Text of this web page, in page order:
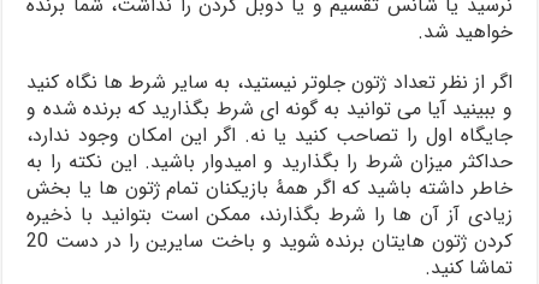
خواهید شد.
اگر از نظر تعداد ژتون جلوتر نیستید، به سایر شرط ­ها نگاه کنید
و ببینید آیا می­ توانید به گونه ­ای شرط بگذارید که برنده شده و
جایگاه اول را تصاحب کنید یا نه. اگر این امکان وجود ندارد،
حداکثر میزان شرط را بگذارید و امیدوار باشید. این نکته را به
خاطر داشته باشید که اگر همۀ بازیکنان تمام ژتون ها یا بخش
زیادی آز آن ها را شرط بگذارند، ممکن است بتوانید با ذخیره
کردن ژتون های­تان برنده شوید و باخت سایرین را در دست 20
تماشا کنید.